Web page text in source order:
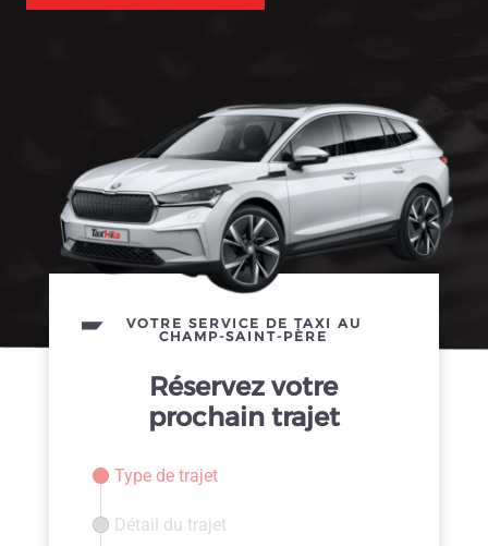
VOTRE SERVICE DE TAXI AU
CHAMP-SAINT-PÈRE
Réservez votre
prochain trajet
Type de trajet
Détail du trajet